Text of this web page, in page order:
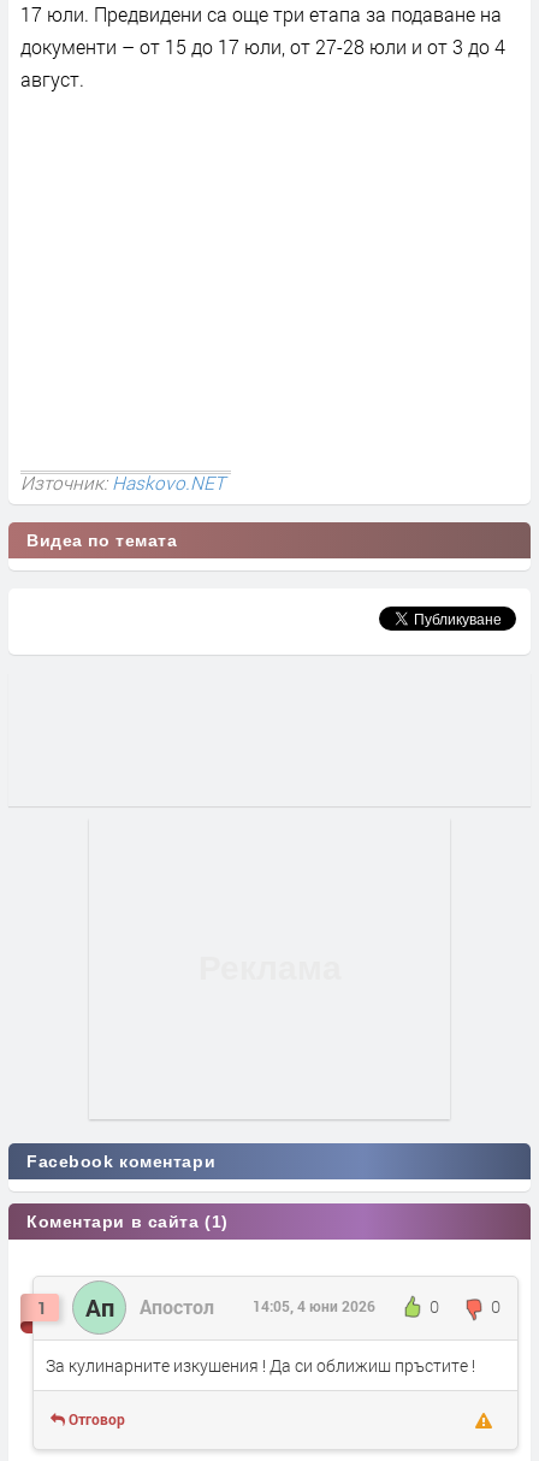
17 юли. Предвидени са още три етапа за подаване на
документи – от 15 до 17 юли, от 27-28 юли и от 3 до 4
август.
Източник:Haskovo.NET
Видеа по темата
Facebook коментари
Коментари в сайта (1)
1 Ап Апостол 0 0
14:05, 4 юни 2026
За кулинарните изкушения ! Да си оближиш пръстите !
Отговор